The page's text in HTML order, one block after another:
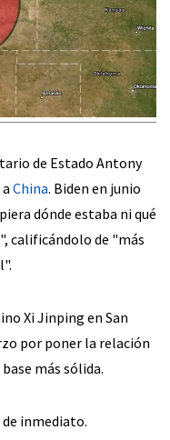
de Estado Antony
China. Biden en junio
dónde estaba ni qué
calificándolo de "más
Xi Jinping en San
por poner la relación
más sólida.
inmediato.